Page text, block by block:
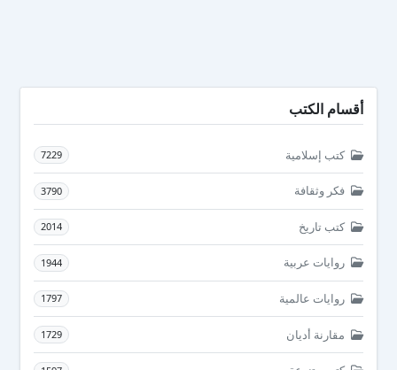
أقسام الكتب
كتب إسلامية 7229
فكر وثقافة 3790
كتب تاريخ 2014
روايات عربية 1944
روايات عالمية 1797
مقارنة أديان 1729